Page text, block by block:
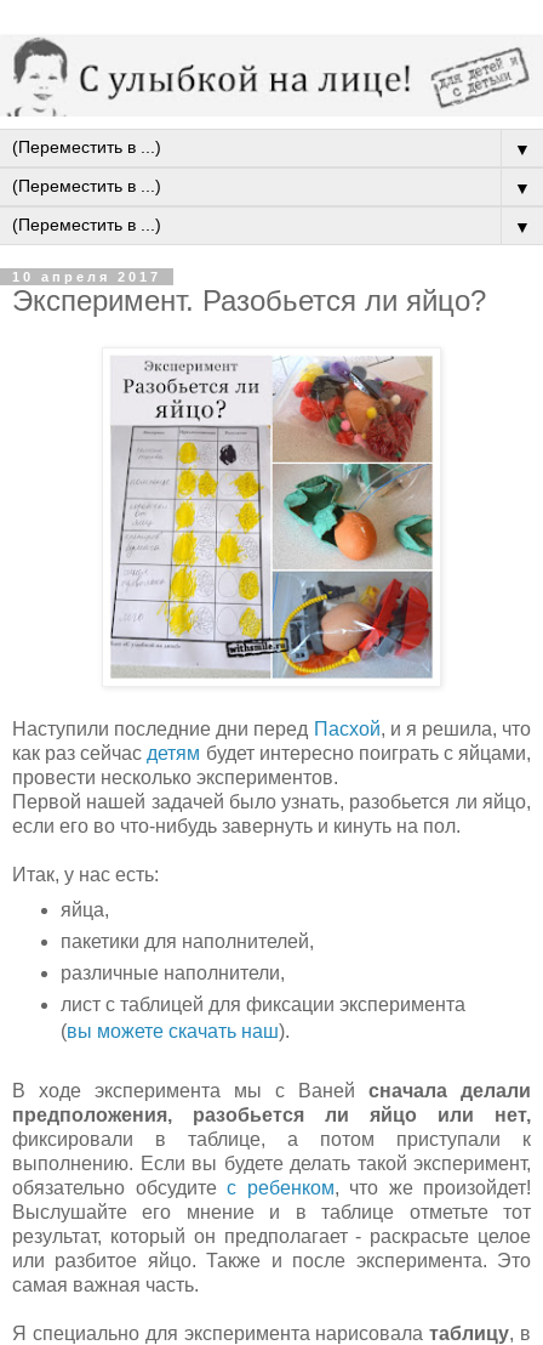
▼
▼
▼
10 апреля 2017
Эксперимент. Разобьется ли яйцо?
Наступили последние дни перед Пасхой, и я решила, что
как раз сейчас детям будет интересно поиграть с яйцами,
провести несколько экспериментов.
Первой нашей задачей было узнать, разобьется ли яйцо,
если его во что-нибудь завернуть и кинуть на пол.
Итак, у нас есть:
яйца,
пакетики для наполнителей,
различные наполнители,
лист с таблицей для фиксации эксперимента
(вы можете скачать наш).
В ходе эксперимента мы с Ваней сначала делали
предположения, разобьется ли яйцо или нет,
фиксировали в таблице, а потом приступали к
выполнению. Если вы будете делать такой эксперимент,
обязательно обсудите с ребенком, что же произойдет!
Выслушайте его мнение и в таблице отметьте тот
результат, который он предполагает - раскрасьте целое
или разбитое яйцо. Также и после эксперимента. Это
самая важная часть.
Я специально для эксперимента нарисовалатаблицу, в